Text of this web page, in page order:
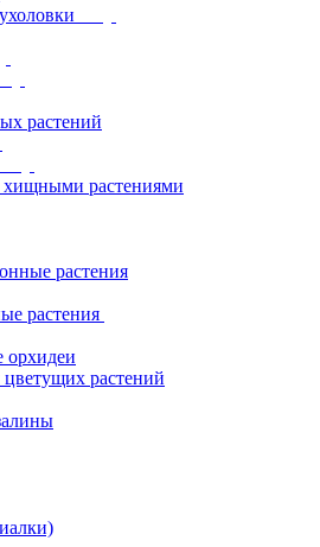
растений
растениями
растения
растения
орхидеи
растений